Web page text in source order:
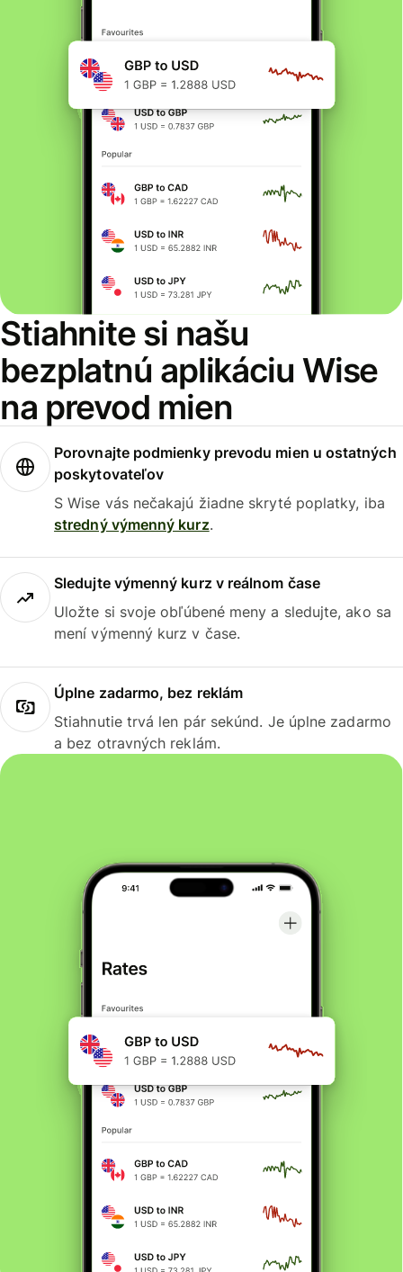
Stiahnite si našu
bezplatnú aplikáciu Wise
na prevod mien
Porovnajte podmienky prevodu mien u ostatných
poskytovateľov
S Wise vás nečakajú žiadne skryté poplatky, iba
stredný výmenný kurz.
Sledujte výmenný kurz v reálnom čase
Uložte si svoje obľúbené meny a sledujte, ako sa
mení výmenný kurz v čase.
Úplne zadarmo, bez reklám
Stiahnutie trvá len pár sekúnd. Je úplne zadarmo
a bez otravných reklám.